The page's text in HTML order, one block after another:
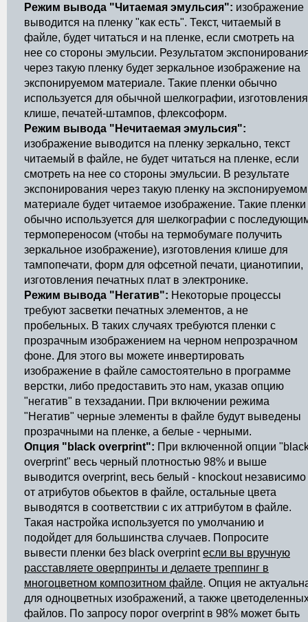
Режим вывода "Читаемая эмульсия": изображение
выводится на пленку "как есть". Текст, читаемый в
файле, будет читаться и на пленке, если смотреть на
нее со стороны эмульсии. Результатом
через такую пленку будет зеркальное изображение на
экспонируемом материале. Такие пленки обычно
используется для обычной шелкографии, изготовления
клише, печатей-штампов, флексоформ.
Режим вывода "Нечитаемая эмульсия":
изображение выводится на пленку зеркально, текст
читаемый в файле, не будет читаться на пленке, если
смотреть на нее со стороны эмульсии. В результате
экспонирования через такую пленку на экспонируемом
материале будет читаемое изображение. Такие пленки
обычно используется для шелкографии с
термопереносом (чтобы на термобумаге получить
зеркальное изображение), изготовления клише для
тампопечати, форм для офсетной печати, цианотипии,
изготовления печатных плат в электронике.
Режим вывода "Негатив": Некоторые процессы
требуют засветки печатных элементов, а не
пробельных. В таких случаях требуются пленки с
прозрачным изображением на черном непрозрачном
фоне. Для этого вы можете инвертировать
изображение в файле самостоятельно в программе
верстки, либо предоставить это нам, указав опцию
"негатив" в техзадании. При включении режима
"Негатив" черные элементы в файле будут выведены
прозрачными на пленке, а белые - черными.
Опция "black overprint": При включенной опции
overprint" весь черный плотностью 98% и выше
выводится overprint, весь белый - knockout независимо
от атрибутов обьектов в файле, остальные цвета
выводятся в соответствии с их аттрибутом в файле.
Такая настройка используется по умолчанию и
подойдет для большинства случаев. Попросите
вывести пленки без black overprintесли вы вручную
расставляете оверпринты и делаете треппинг в
многоцветном композитном файле. Опция не
для одноцветных изображений, а также
файлов. По запросу порог overprint в 98% может быть